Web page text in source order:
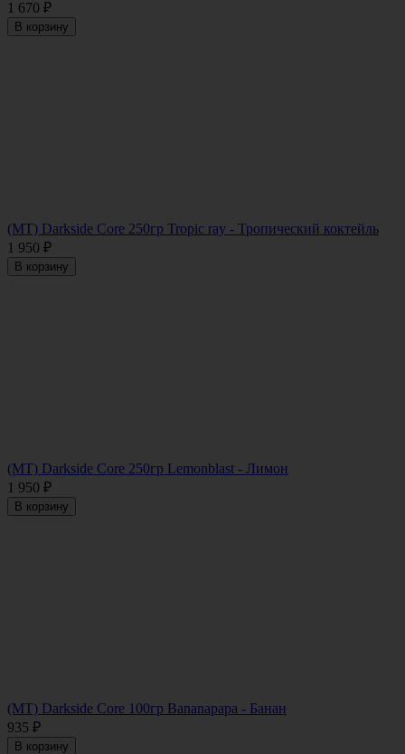
1 670 ₽
В корзину
(MT) Darkside Core 250гр Tropic ray - Тропический коктейль
1 950 ₽
В корзину
(MT) Darkside Core 250гр Lemonblast - Лимон
1 950 ₽
В корзину
(MT) Darkside Core 100гр Bananapapa - Банан
935 ₽
В корзину